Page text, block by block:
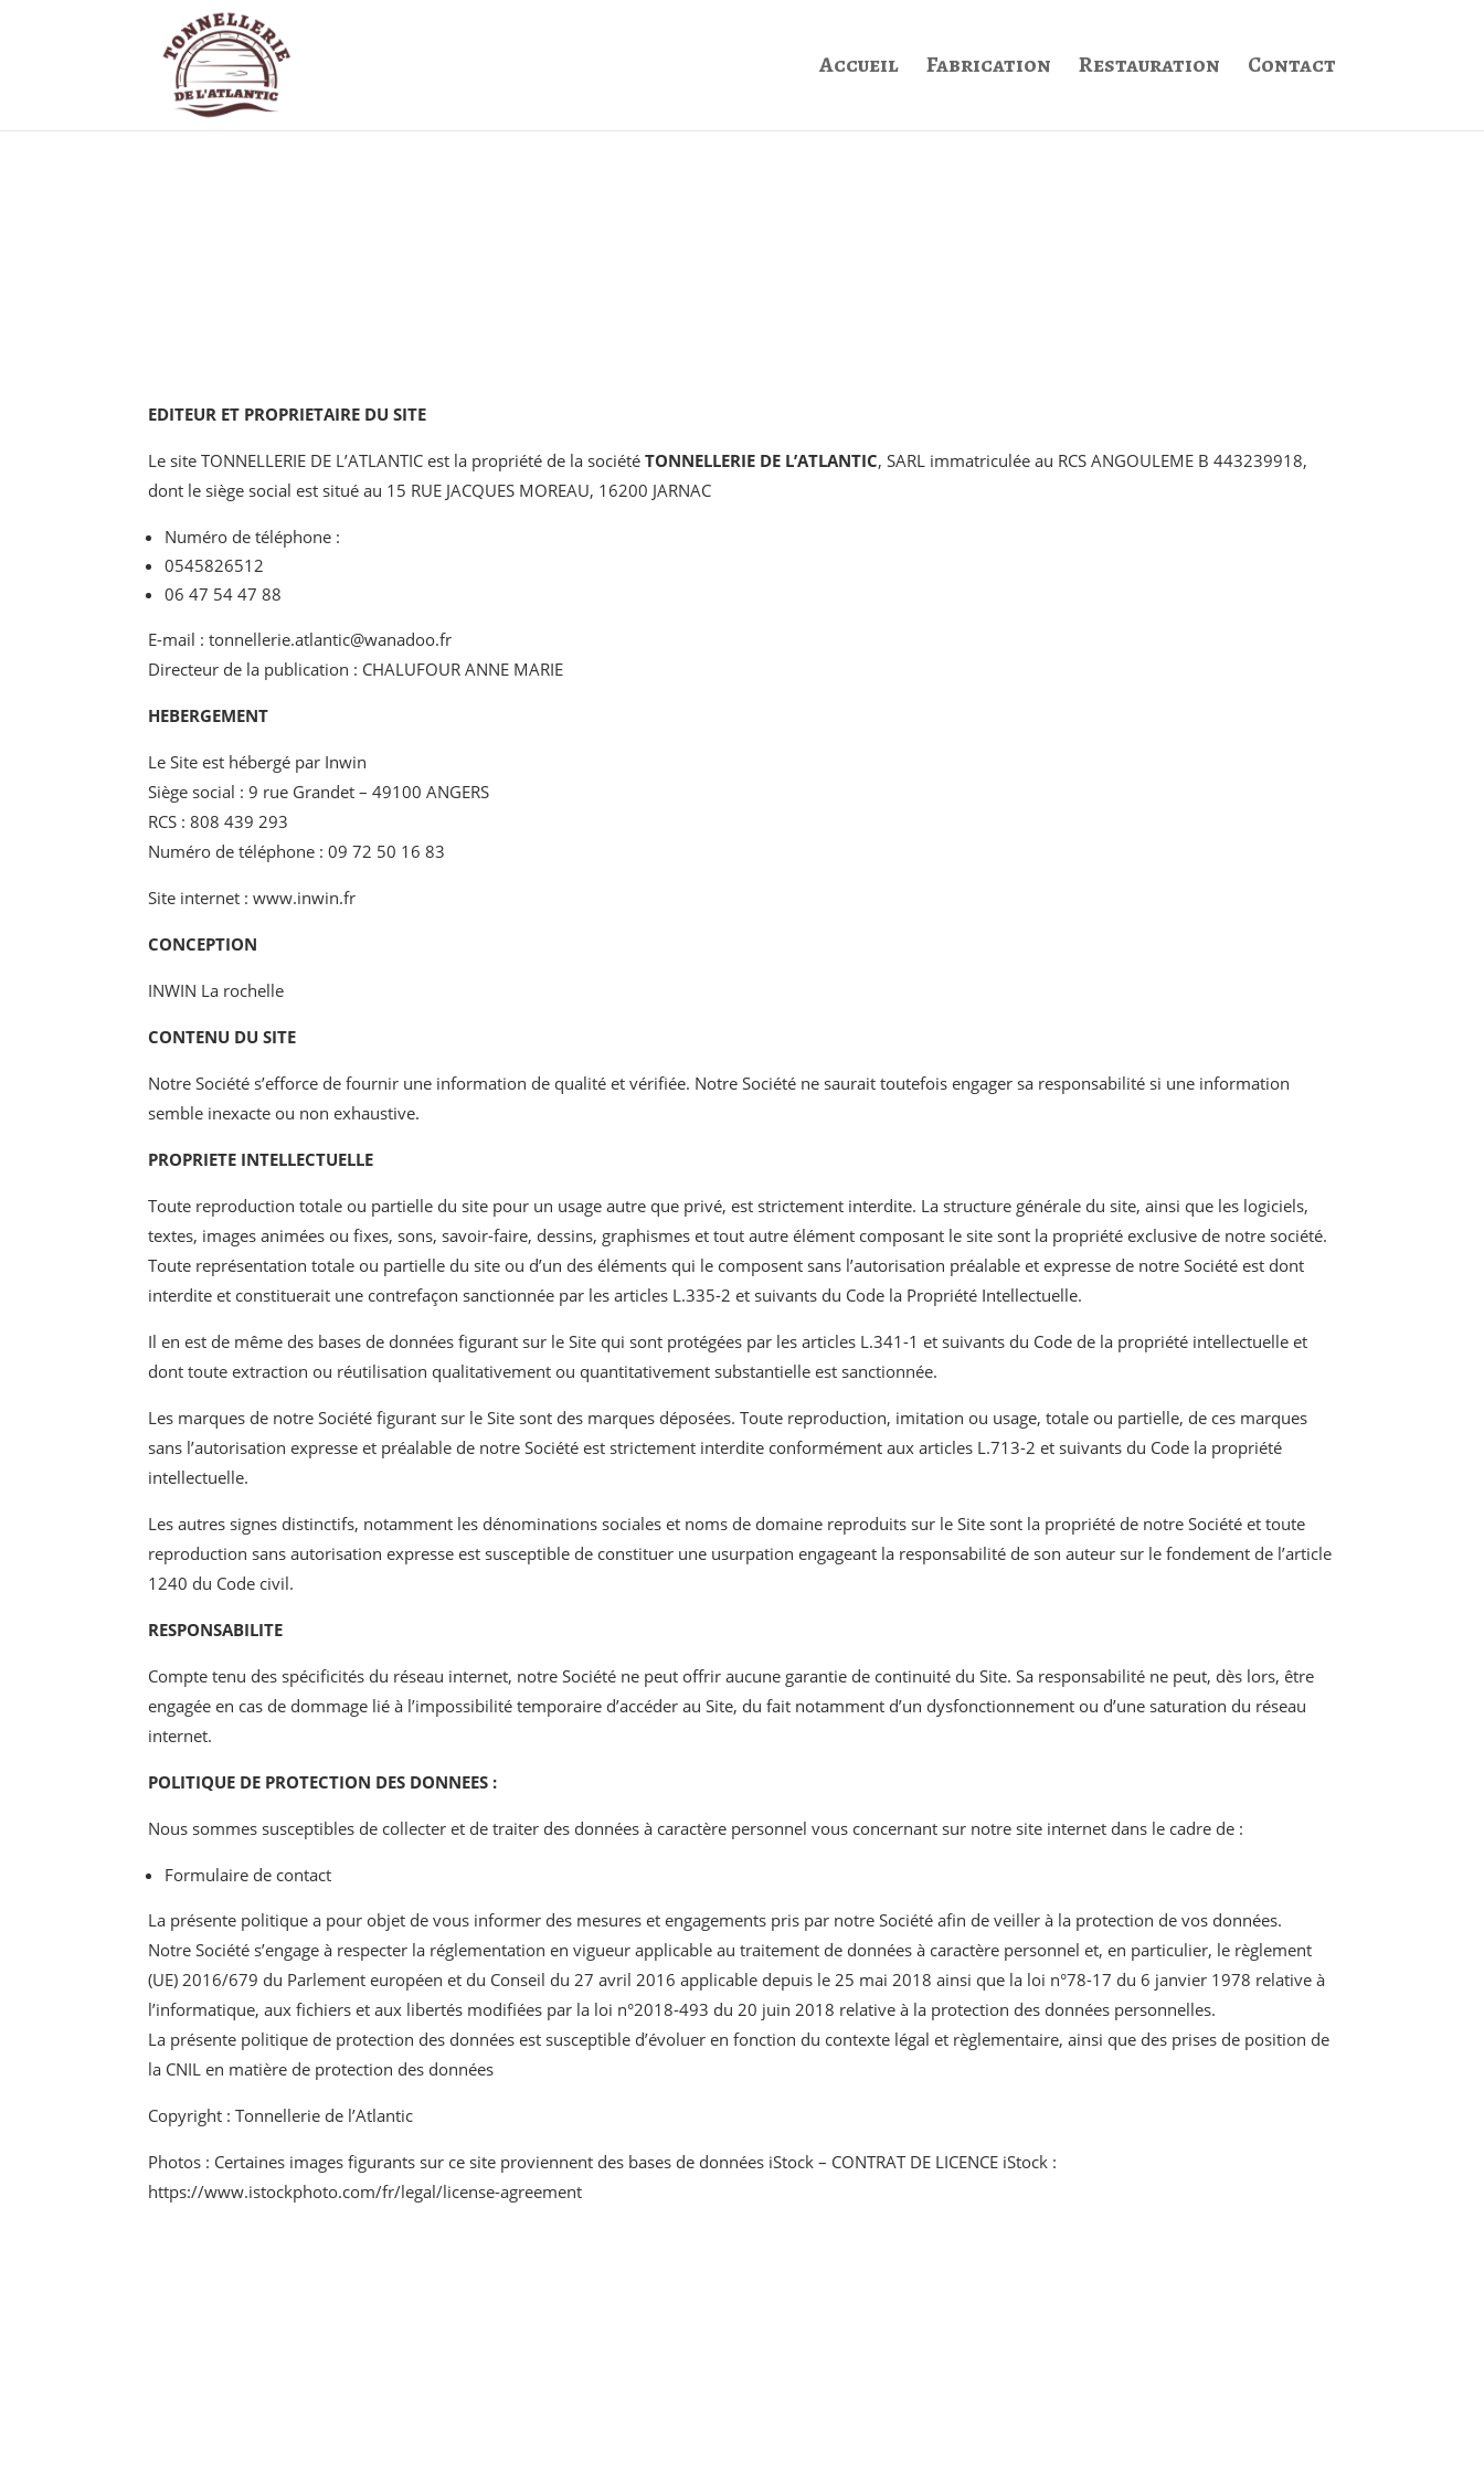
Accueil Fabrication Restauration Contact
EDITEUR ET PROPRIETAIRE DU SITE
Le siteTONNELLERIE DE L’ATLANTICest la propriété de la société TONNELLERIE DE L’ATLANTIC, SARL immatriculée au RCS ANGOULEME B 443239918,
dont le siège social est situé au 15 RUE JACQUES MOREAU, 16200 JARNAC
Numéro de téléphone :
0545826512
06 47 54 47 88
E-mail :tonnellerie.atlantic@wanadoo.fr
Directeur de la publication : CHALUFOUR ANNE MARIE
HEBERGEMENT
Le Site est hébergé par Inwin
Siège social : 9 rue Grandet – 49100 ANGERS
RCS : 808 439 293
Numéro de téléphone :09 72 50 16 83
Site internet :www.inwin.fr
CONCEPTION
INWIN La rochelle
CONTENU DU SITE
Notre Société s’efforce de fournir une information de qualité et vérifiée. Notre Société ne saurait toutefois engager sa responsabilité si une information
semble inexacte ou non exhaustive.
PROPRIETE INTELLECTUELLE
Toute reproduction totale ou partielle du site pour un usage autre que privé, est strictement interdite. La structure générale du site, ainsi que les logiciels,
textes, images animées ou fixes, sons, savoir-faire, dessins, graphismes et tout autre élément composant le site sont la propriété exclusive de notre société.
Toute représentation totale ou partielle du site ou d’un des éléments qui le composent sans l’autorisation préalable et expresse de notre Société est dont
interdite et constituerait une contrefaçon sanctionnée par les articles L.335-2 et suivants du Code la Propriété Intellectuelle.
Il en est de même des bases de données figurant sur le Site qui sont protégées par les articles L.341-1 et suivants du Code de la propriété intellectuelle et
dont toute extraction ou réutilisation qualitativement ou quantitativement substantielle est sanctionnée.
Les marques de notre Société figurant sur le Site sont des marques déposées. Toute reproduction, imitation ou usage, totale ou partielle, de ces marques
sans l’autorisation expresse et préalable de notre Société est strictement interdite conformément aux articles L.713-2 et suivants du Code la propriété
intellectuelle.
Les autres signes distinctifs, notamment les dénominations sociales et noms de domaine reproduits sur le Site sont la propriété de notre Société et toute
reproduction sans autorisation expresse est susceptible de constituer une usurpation engageant la responsabilité de son auteur sur le fondement de l’article
1240 du Code civil.
RESPONSABILITE
Compte tenu des spécificités du réseau internet, notre Société ne peut offrir aucune garantie de continuité du Site. Sa responsabilité ne peut, dès lors, être
engagée en cas de dommage lié à l’impossibilité temporaire d’accéder au Site, du fait notamment d’un dysfonctionnement ou d’une saturation du réseau
internet.
POLITIQUE DE PROTECTION DES DONNEES :
Nous sommes susceptibles de collecter et de traiter des données à caractère personnel vous concernant sur notre site internet dans le cadre de :
Formulaire de contact
La présente politique a pour objet de vous informer des mesures et engagements pris par notre Société afin de veiller à la protection de vos données.
Notre Société s’engage à respecter la réglementation en vigueur applicable au traitement de données à caractère personnel et, en particulier, le règlement
(UE) 2016/679 du Parlement européen et du Conseil du 27 avril 2016 applicable depuis le 25 mai 2018 ainsi que la loi n°78-17 du 6 janvier 1978 relative à
l’informatique, aux fichiers et aux libertés modifiées par la loi n°2018-493 du 20 juin 2018 relative à la protection des données personnelles.
La présente politique de protection des données est susceptible d’évoluer en fonction du contexte légal et règlementaire, ainsi que des prises de position de
la CNIL en matière de protection des données
Copyright : Tonnellerie de l’Atlantic
Photos : Certaines images figurants sur ce site proviennent des bases de données iStock – CONTRAT DE LICENCE iStock :
https://www.istockphoto.com/fr/legal/license-agreement